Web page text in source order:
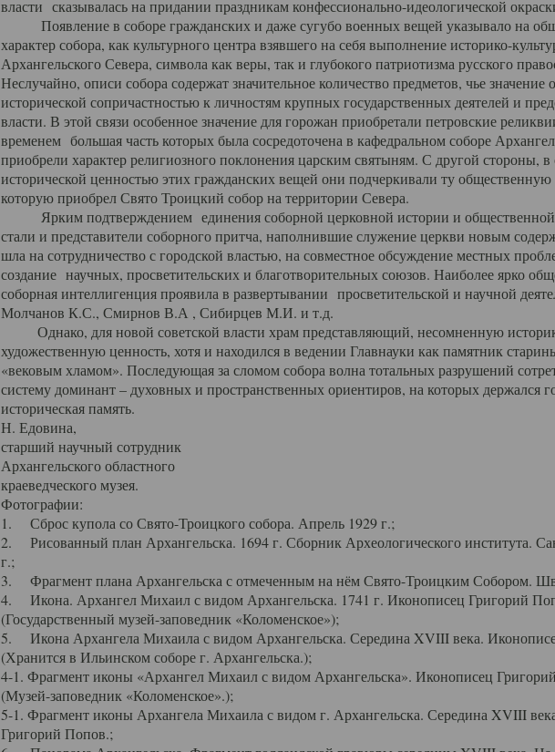
власти сказывалась на придании праздникам конфессионально-идеологической
Появление в соборе гражданских и даже сугубо военных вещей указывало на
характер собора, как культурного центра взявшего на себя выполнение историко-
Архангельского Севера, символа как веры, так и глубокого патриотизма русского
Неслучайно, описи собора содержат значительное количество предметов, чье значение
исторической сопричастностью к личностям крупных государственных деятелей и
власти. В этой связи особенное значение для горожан приобретали петровские
временем большая часть которых была сосредоточена в кафедральном соборе
приобрели характер религиозного поклонения царским святыням. С другой стороны, в
исторической ценностью этих гражданских вещей они подчеркивали ту общественную
которую приобрел Свято Троицкий собор на территории Севера.
Ярким подтверждением единения соборной церковной истории и общественной
стали и представители соборного притча, наполнившие служение церкви новым
шла на сотрудничество с городской властью, на совместное обсуждение местных
создание научных, просветительских и благотворительных союзов. Наиболее ярко
соборная интеллигенция проявила в развертывании просветительской и научной
Молчанов К.С., Смирнов В.А , Сибирцев М.И. и т.д.
Однако, для новой советской власти храм представляющий, несомненную
художественную ценность, хотя и находился в ведении Главнауки как памятник
«вековым хламом». Последующая за сломом собора волна тотальных разрушений
систему доминант – духовных и пространственных ориентиров, на которых держался
историческая память.
Н. Едовина,
старший научный сотрудник
Архангельского областного
краеведческого музея.
Фотографии:
1. Сброс купола со Свято-Троицкого собора. Апрель 1929 г.;
2. Рисованный план Архангельска. 1694 г. Сборник Археологического института.
г.;
3. Фрагмент плана Архангельска с отмеченным на нём Свято-Троицким Собором.
4. Икона. Архангел Михаил с видом Архангельска. 1741 г. Иконописец Григорий
(Государственный музей-заповедник «Коломенское»);
5. Икона Архангела Михаила с видом Архангельска. Середина XVIII века.
(Хранится в Ильинском соборе г. Архангельска.);
4-1. Фрагмент иконы «Архангел Михаил с видом Архангельска». Иконописец
(Музей-заповедник «Коломенское».);
5-1. Фрагмент иконы Архангела Михаила с видом г. Архангельска. Середина XVIII
Григорий Попов.;